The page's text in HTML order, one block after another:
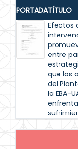
PORTADATÍTULO
Efectos
entre
que los
del
la EBA-